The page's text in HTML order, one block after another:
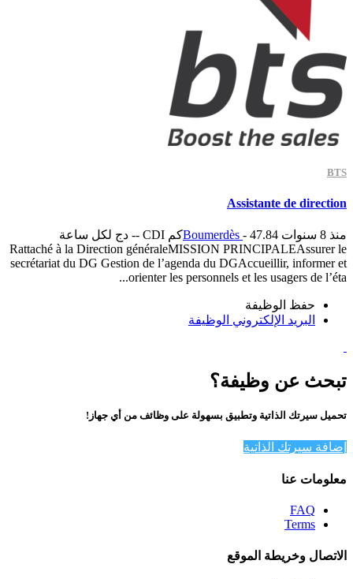
BTS
Assistante de direction
منذ 8 سنوات Boumerdès - 47.84كم CDI -- دج لكل ساعة
Rattaché à la Direction généraleMISSION PRINCIPALEAssurer le
secrétariat du DG Gestion de l’agenda du DGAccueillir, informer et
orienter les personnels et les usagers de l’éta...
حفظ الوظيفة
البريد الإلكتروني الوظيفة
تبحث عن وظيفة؟
تحميل سيرتك الذاتية وتطبيق بسهولة على وظائف من أي جهاز!
إضافة سيرتك الذاتية
معلومات عنا
FAQ
Terms
الاتصال وخريطة الموقع